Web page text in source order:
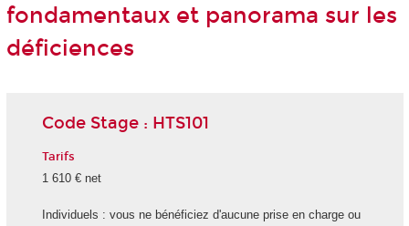
fondamentaux et panorama sur les
déficiences
Code Stage : HTS101
Tarifs
1 610 € net
Individuels : vous ne bénéficiez d'aucune prise en charge ou